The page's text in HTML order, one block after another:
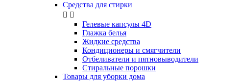
Средства для стирки
 
Гелевые капсулы 4D
Глажка белья
Жидкие средства
Кондиционеры и смягчители
Отбеливатели и пятновыводители
Стиральные порошки
Товары для уборки дома